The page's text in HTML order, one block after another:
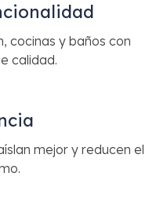
cocinas y baños con
calidad.
mejor y reducen el